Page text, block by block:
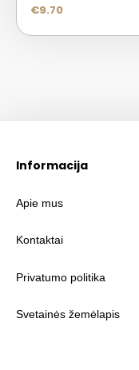
€9.70
Informacija
Apie mus
Kontaktai
Privatumo politika
Svetainės žemėlapis